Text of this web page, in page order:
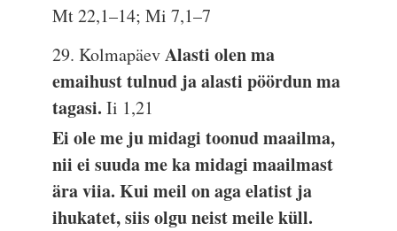
Mt 22,1–14; Mi 7,1–7
29. KolmapäevAlasti olen ma
emaihust tulnud ja alasti pöördun ma
tagasi.Ii 1,21
Ei ole me ju midagi toonud maailma,
nii ei suuda me ka midagi maailmast
ära viia. Kui meil on aga elatist ja
ihukatet, siis olgu neist meile küll.